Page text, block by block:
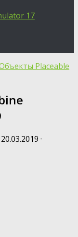
17
Placeable
20.03.2019 ·